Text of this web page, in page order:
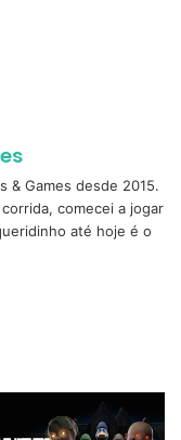
& Games desde 2015.
comecei a jogar
até hoje é o